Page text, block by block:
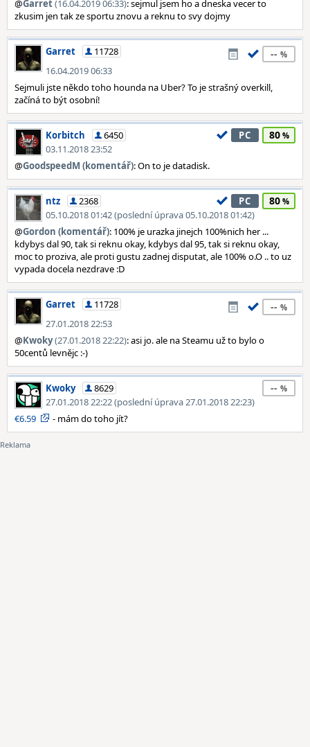
@Garret(16.04.2019 06:33): sejmul jsem ho a dneska vecer to
zkusim jen tak ze sportu znovu a reknu to svy dojmy
Garret
11728
16.04.2019 06:33
--
Sejmuli jste někdo toho hounda na Uber? To je strašný overkill,
začíná to být osobní!
Korbitch
6450
03.11.2018 23:52
PC 80
@GoodspeedM (komentář): On to je datadisk.
ntz
2368
05.10.2018 01:42 (poslední úprava 05.10.2018 01:42)
PC 80
@Gordon (komentář): 100% je urazka jinejch 100%nich her ...
kdybys dal 90, tak si reknu okay, kdybys dal 95, tak si reknu okay,
moc to proziva, ale proti gustu zadnej disputat, ale 100% o.O .. to uz
vypada docela nezdrave :D
Garret
11728
27.01.2018 22:53
--
@Kwoky(27.01.2018 22:22): asi jo. ale na Steamu už to bylo o
50centů levnějc :-)
Kwoky
8629
27.01.2018 22:22 (poslední úprava 27.01.2018 22:23)
--
€6.59 - mám do toho jít?